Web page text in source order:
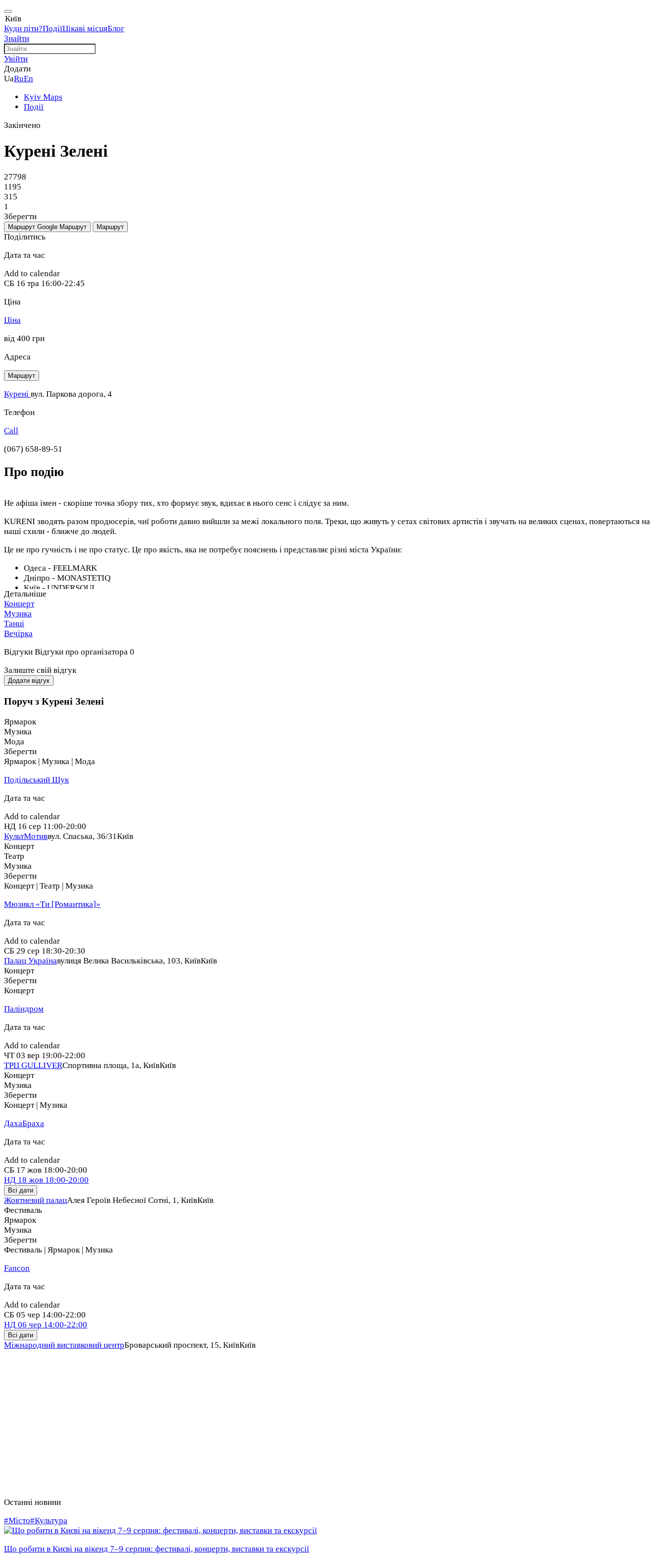
Київ
Куди піти?ПодіїЦікаві місцяБлог
Знайти
Увійти
Додати
UaRuEn
Kyiv Maps
Події
Закінчено
Курені Зелені
27798
1195
315
1
Зберегти
Маршрут Google Маршрут Маршрут
Поділитись
Дата та час
Add to calendar
СБ 16 тра 16:00-22:45
Ціна
Ціна
від 400 грн
Адреса
Маршрут
Курені вул. Паркова дорога, 4
Телефон
Call
(067) 658-89-51
Про подію
Не афіша імен - скоріше точка збору тих, хто формує звук, вдихає в нього сенс і слідує за ним.
KURENI зводять разом продюсерів, чиї роботи давно вийшли за межі локального поля. Треки, що живуть у сетах світових артистів і звучать на великих сценах, повертаються на
наші схили - ближче до людей.
Це не про гучність і не про статус. Це про якість, яка не потребує пояснень і представляє різні міста України:
Одеса - FEELMARK
Дніпро - MONASTETIQ
Київ - UNDERSOUL
Три підходи, які не конкурують. Вони сходяться в одному полі - там, де звук тримається на змісті.
Приїжджайте раніше та подбайте про онлайн-квитки й бронювання столів заздалегідь. Квитки на вході - за повною ціною. Разом робимо музику силою добра - частина прибутку
традиційно спрямовується на потреби ЗСУ та волонтерів.
Детальніше
Концерт
Музика
Танці
Вечірка
Відгуки Відгуки про організатора 0
Залиште свій відгук
Додати відгук
Поруч з Курені Зелені
Ярмарок
Музика
Мода
Зберегти
Ярмарок | Музика | Мода
Подільський Шук
Дата та час
Add to calendar
НД 16 сер 11:00-20:00
КультМотиввул. Спаська, 36/31Київ
Концерт
Театр
Музика
Зберегти
Концерт | Театр | Музика
Мюзикл «Ти [Романтика]»
Дата та час
Add to calendar
СБ 29 сер 18:30-20:30
Палац Українавулиця Велика Васильківська, 103, КиївКиїв
Концерт
Зберегти
Концерт
Паліндром
Дата та час
Add to calendar
ЧТ 03 вер 19:00-22:00
ТРЦ GULLIVERСпортивна площа, 1a, КиївКиїв
Концерт
Музика
Зберегти
Концерт | Музика
ДахаБраха
Дата та час
Add to calendar
СБ 17 жов 18:00-20:00
НД 18 жов 18:00-20:00
Всі дати
Жовтневий палацАлея Героїв Небесної Сотні, 1, КиївКиїв
Фестиваль
Ярмарок
Музика
Зберегти
Фестиваль | Ярмарок | Музика
Fancon
Дата та час
Add to calendar
СБ 05 чер 14:00-22:00
НД 06 чер 14:00-22:00
Всі дати
Міжнародний виставковий центрБроварський проспект, 15, КиївКиїв
Останні новини
#Місто#Культура
Що робити в Києві на вікенд 7–9 серпня: фестивалі, концерти, виставки та екскурсії